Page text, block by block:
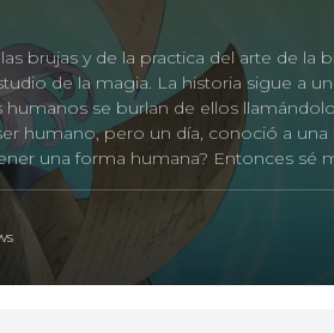
brujas y de la practica del arte de la
de la magia. La historia sigue a
se burlan de ellos
humano, pero un día, conoció a una
una forma humana? Entonces sé
“Zero” y le explicó que ella está
especie le habían robado de su
contiene valiosos conocimientos
Por lo tanto, con el fin de hacer
acompaña a Zero en su viaje pese a